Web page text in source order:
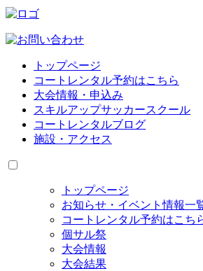
トップページ
コートレンタル予約はこちら
大会情報・申込み
スキルアップサッカースクール
コートレンタルブログ
施設・アクセス
トップページ
お知らせ・イベント情報一
コートレンタル予約はこち
個サル祭
大会情報
大会結果